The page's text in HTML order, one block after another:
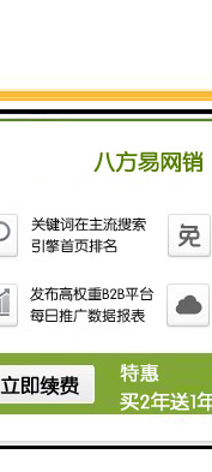
质量和可用性。
的图像，适用于
功能，可以通过
内容，进行目标
，方便用户操
感器数据融合，